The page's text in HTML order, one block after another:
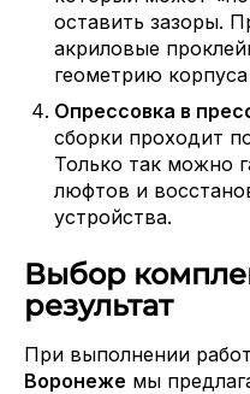
оставить зазоры.
акриловые
геометрию
Опрессовка в
сборки проходит
Только так можно
люфтов и
устройства.
Выбор
результат
При выполнении
Воронеже мы